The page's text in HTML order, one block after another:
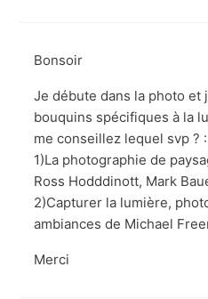
Bonsoir
Je débute dans la photo et
bouquins spécifiques à la
me conseillez lequel svp ? :
1)La photographie de
Ross Hodddinott, Mark
2)Capturer la lumière,
ambiances de Michael
Merci